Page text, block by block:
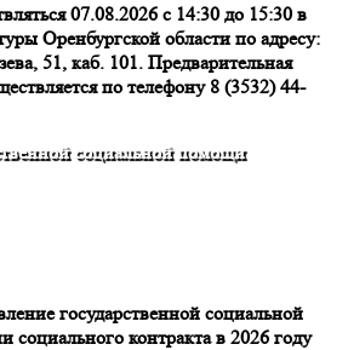
07.08.2026 с 14:30 до 15:30 в
Оренбургской области по адресу:
51, каб. 101. Предварительная
по телефону 8 (3532) 44-
социальной помощи
государственной социальной
контракта в 2026 году